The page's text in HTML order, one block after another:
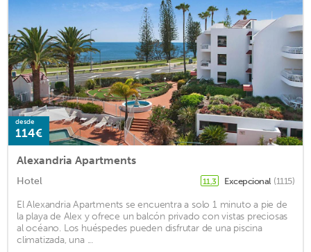
desde
114€
Alexandria Apartments
Hotel 11,3 Excepcional (1115)
El Alexandria Apartments se encuentra a solo 1 minuto a pie de
la playa de Alex y ofrece un balcón privado con vistas preciosas
al océano. Los huéspedes pueden disfrutar de una piscina
climatizada, una ...